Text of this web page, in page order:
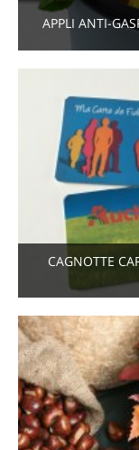
APPLI ANTI-
CAGNOTTE